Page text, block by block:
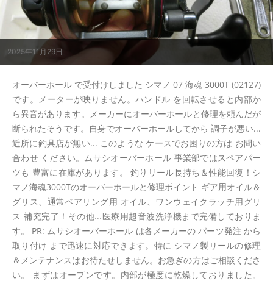
2025年11月29日
オーバーホール で受付けしました シマノ 07 海魂 3000T (02127)
です。メーターが映りません。ハンドル を回転させると内部か
ら異音があります。メーカーにオーバーホールと修理を頼んだが
断られたそうです。自身でオーバーホールしてから 調子が悪い...
近所に釣具店が無い... このような ケースでお困りの方は お問い
合わせ ください。ムサシオーバーホール 事業部ではスペアパー
ツも 豊富に在庫があります。 釣りリール長持ち＆性能回復！シ
マノ海魂3000Tのオーバーホールと修理ポイント ギア用オイル＆
グリス、通常ベアリング用 オイル、ワンウェイクラッチ用グリ
ス 補充完了！その他...医療用超音波洗浄機まで完備しておりま
す。 PR: ムサシオーバーホール は各メーカーの パーツ発注 から
取り付け まで迅速に対応できます。特に シマノ製リールの修理
＆メンテナンスはお待たせしません。お急ぎの方はご相談くださ
い。 まずはオープンです。内部が極度に乾燥しておりました。